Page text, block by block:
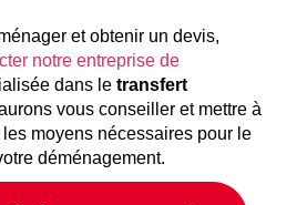
et obtenir un devis,
notre entreprise de
dans le transfert
vous conseiller et mettre à
moyens nécessaires pour le
déménagement.